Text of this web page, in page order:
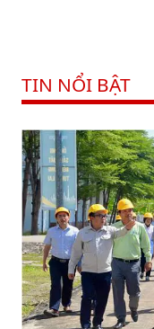
TIN NỔI BẬT